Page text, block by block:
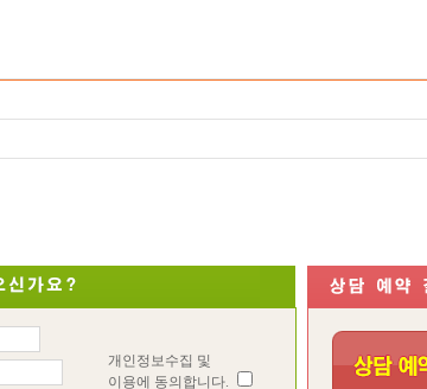
개인정보수집 및
이용에 동의합니다.